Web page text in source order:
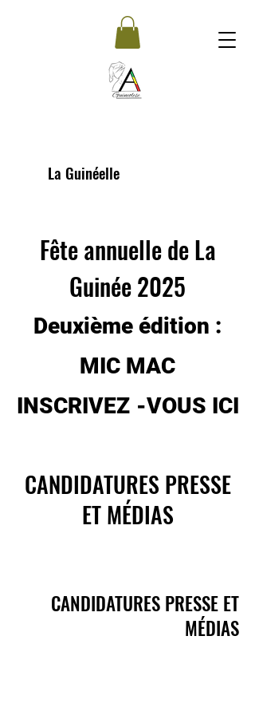
La Guinéelle
Fête annuelle de La
Guinée 2025
Deuxième édition :
MIC MAC
INSCRIVEZ -VOUS ICI
CANDIDATURES PRESSE
ET MÉDIAS
CANDIDATURES PRESSE ET
MÉDIAS